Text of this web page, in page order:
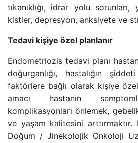
tıkanıklığı, idrar yolu sorunları,
kistler, depresyon, anksiyete ve
Tedavi kişiye özel planlanır
Endometriozis tedavi planı
doğurganlığı, hastalığın
faktörlere bağlı olarak kişiye özel
amacı hastanın
komplikasyonları önlemek,
ve yaşam kalitesini arttırmaktır.
Doğum / Jinekolojik Onkoloji